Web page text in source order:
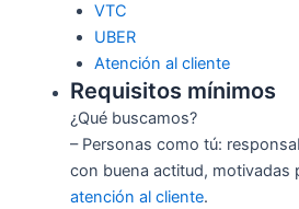
VTC
UBER
Atención al cliente
Requisitos mínimos
¿Qué buscamos?
– Personas como tú:
con buena actitud, motivadas
atención al cliente.